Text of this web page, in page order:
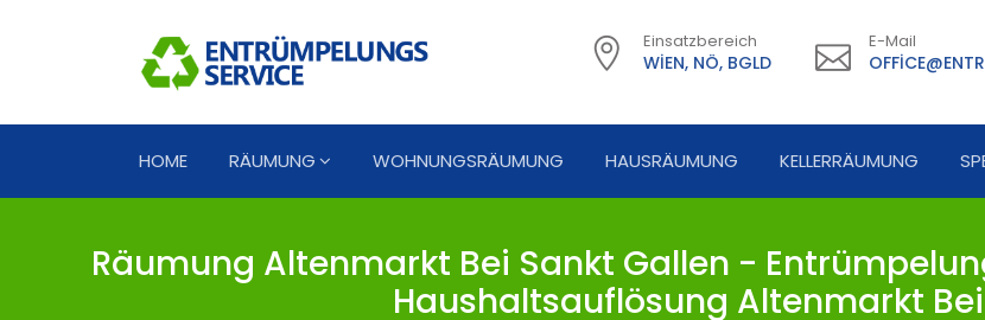
Einsatzbereich
WIEN, NÖ, BGLD
E-Mail
HOME RÄUMUNG WOHNUNGSRÄUMUNG HAUSRÄUMUNG KELLERRÄUMUNG
Räumung Altenmarkt Bei Sankt Gallen -
Haushaltsauflösung Altenmarkt